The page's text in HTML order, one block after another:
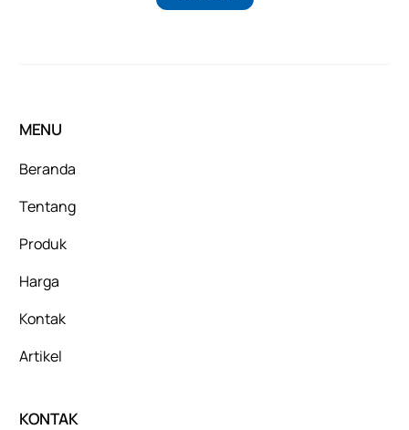
MENU
Beranda
Tentang
Produk
Harga
Kontak
Artikel
KONTAK